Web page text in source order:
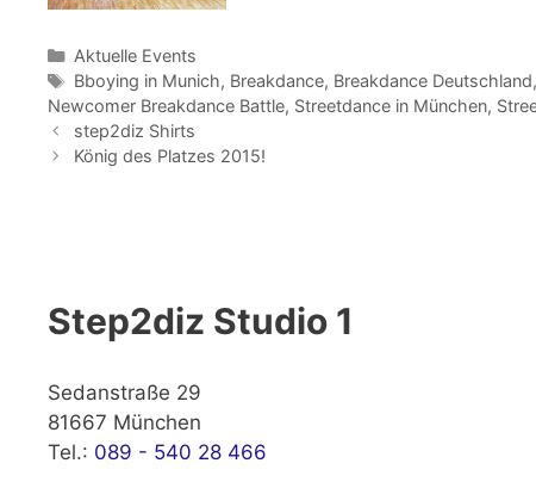
Kategorien
Aktuelle Events
Schlagwörter
Bboying in Munich, Breakdance, Breakdance Deutschland,
Newcomer Breakdance Battle, Streetdance in München,
step2diz Shirts
König des Platzes 2015!
Step2diz Studio 1
Sedanstraße 29
81667 München
Tel.: 089 - 540 28 466